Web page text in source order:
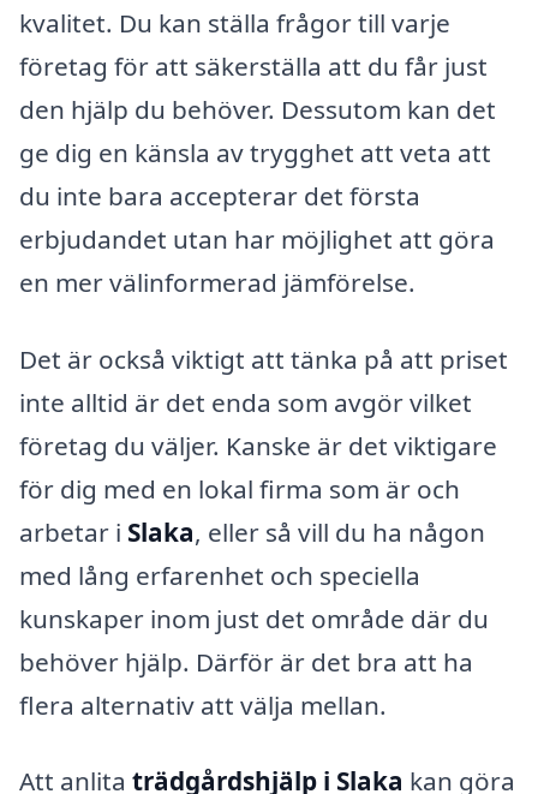
kvalitet. Du kan ställa frågor till varje
företag för att säkerställa att du får just
den hjälp du behöver. Dessutom kan det
ge dig en känsla av trygghet att veta att
du inte bara accepterar det första
erbjudandet utan har möjlighet att göra
en mer välinformerad jämförelse.
Det är också viktigt att tänka på att priset
inte alltid är det enda som avgör vilket
företag du väljer. Kanske är det viktigare
för dig med en lokal firma som är och
arbetar i Slaka, eller så vill du ha någon
med lång erfarenhet och speciella
kunskaper inom just det område där du
behöver hjälp. Därför är det bra att ha
flera alternativ att välja mellan.
Att anlita trädgårdshjälp i Slaka kan göra